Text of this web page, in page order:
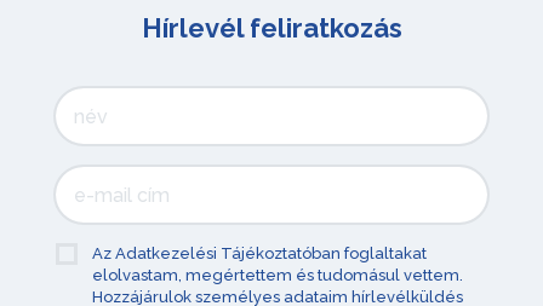
Hírlevél feliratkozás
Az Adatkezelési Tájékoztatóban foglaltakat
elolvastam, megértettem és tudomásul vettem.
Hozzájárulok személyes adataim hírlevélküldés